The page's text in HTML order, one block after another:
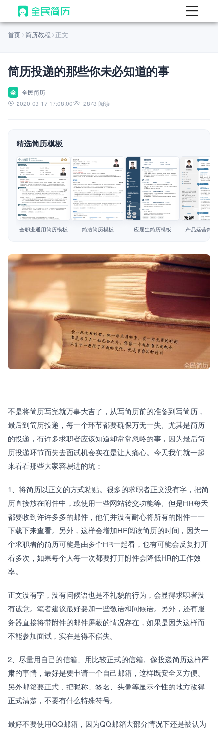
首页
AI 生成简历
AI 优化简历
AI 翻译简历
AI 模拟面试
面试自我介绍
AI 职场工具 New
简历模板
简历教程
首页 简历教程 正文
简历投递的那些你未必知道的事
全
全民简历
2020-03-17 17:08:00
2873 阅读
精选简历模板
查看模板
全职业通用简历模板
查看模板
简洁简历模板
查看模板
应届生简历模板
查看模板
产品运营简
不是将简历写完就万事大吉了，从写简历前的准备到写简历，
最后到简历投递，每一个环节都要确保万无一失。尤其是简历
的投递，有许多求职者应该知道却常常忽略的事，因为最后简
历投递环节而失去面试机会实在是让人痛心。今天我们就一起
来看看那些大家容易进的坑：
1、将简历以正文的方式粘贴。很多的求职者正文没有字，把简
历直接放在附件中，或使用一些网站转交功能等。但是HR每天
都要收到许许多多的邮件，他们并没有耐心将所有的附件一一
下载下来查看。另外，这样会增加HR阅读简历的时间，因为一
个求职者的简历可能是由多个HR一起看，也有可能会反复打开
看多次，如果每个人每一次都要打开附件会降低HR的工作效
率。
正文没有字，没有问候语也是不礼貌的行为，会显得求职者没
有诚意。笔者建议最好要加一些敬语和问候语。另外，还有服
务器直接将带附件的邮件屏蔽的情况存在，如果是因为这样而
不能参加面试，实在是得不偿失。
2、尽量用自己的信箱、用比较正式的信箱。像投递简历这样严
肃的事情，最好是要申请一个自己邮箱，这样既安全又方便。
另外邮箱要正式，把昵称、签名、头像等显示个性的地方改得
正式清楚，不要有什么特殊符号。
最好不要使用QQ邮箱，因为QQ邮箱大部分情况下还是被认为